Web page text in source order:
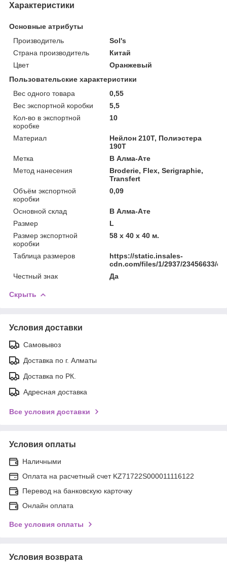
Характеристики
Основные атрибуты
Производитель
Sol's
Страна производитель
Китай
Цвет
Оранжевый
Пользовательские характеристики
Вес одного товара
0,55
Вес экспортной коробки
5,5
Кол-во в экспортной
коробке
10
Материал
Нейлон 210Т, Полиэстера
190T
Метка
В Алма-Ате
Метод нанесения
Broderie, Flex, Serigraphie,
Transfert
Объём экспортной
коробки
0,09
Основной склад
В Алма-Ате
Размер
L
Размер экспортной
коробки
58 x 40 x 40 м.
Таблица размеров
https://static.insales-
cdn.com/files/1/2937/23456633/
Честный знак
Да
Скрыть
Условия доставки
Самовывоз
Доставка по г. Алматы
Доставка по РК.
Адресная доставка
Все условия доставки
Условия оплаты
Наличными
Оплата на расчетный счет KZ71722S000011116122
Перевод на банковскую карточку
Онлайн оплата
Все условия оплаты
Условия возврата